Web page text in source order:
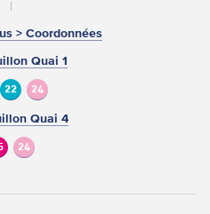
> Coordonnées
Quai 1
22 24
Quai 4
24